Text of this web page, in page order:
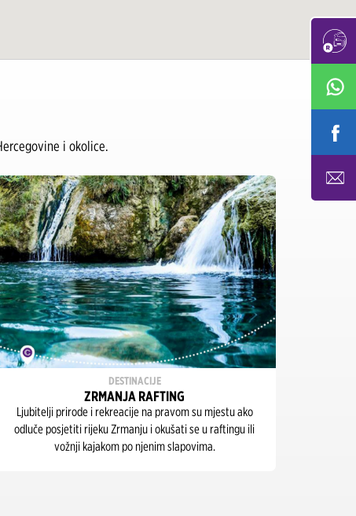
i okolice.
DESTINACIJE
ZRMANJA RAFTING
Ljubitelji prirode i rekreacije na pravom su mjestu ako
odluče posjetiti rijeku Zrmanju i okušati se u raftingu ili
vožnji kajakom po njenim slapovima.